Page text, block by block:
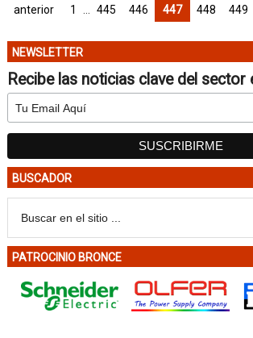
anterior
1 445 446 447 448 449
NEWSLETTER
Recibe las noticias clave del sector
BUSCADOR
PATROCINIO BRONCE